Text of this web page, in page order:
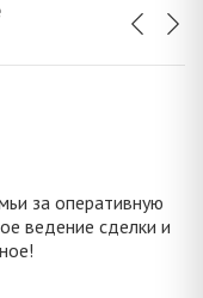
за оперативную
ведение сделки и